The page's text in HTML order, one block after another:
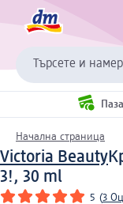
Търсете и
Начална страница
Victoria Beauty
3!, 30 ml
5 (3